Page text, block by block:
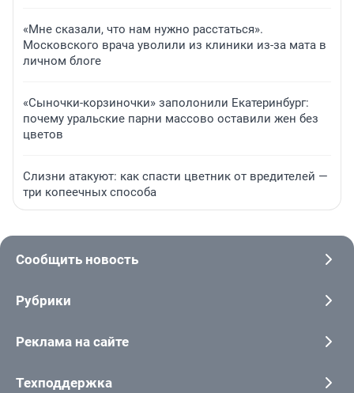
«Мне сказали, что нам нужно расстаться».
Московского врача уволили из клиники из-за мата в
личном блоге
«Сыночки-корзиночки» заполонили Екатеринбург:
почему уральские парни массово оставили жен без
цветов
Слизни атакуют: как спасти цветник от вредителей —
три копеечных способа
Сообщить новость
Рубрики
Реклама на сайте
Техподдержка